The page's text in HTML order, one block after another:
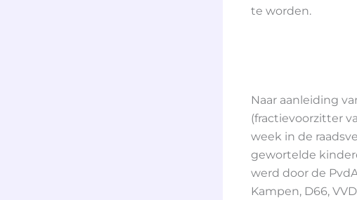
te worden.
Naar aanleiding
(fractievoorzitter
week in de
gewortelde
werd door de
Kampen, D66,